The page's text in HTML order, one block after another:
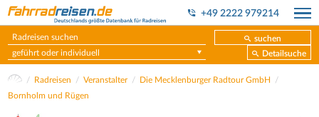
+49 2222 979214
suchen
geführt oder individuell
Detailsuche
Radreisen Veranstalter
Die Mecklenburger Radtour GmbH
Bornholm und Rügen